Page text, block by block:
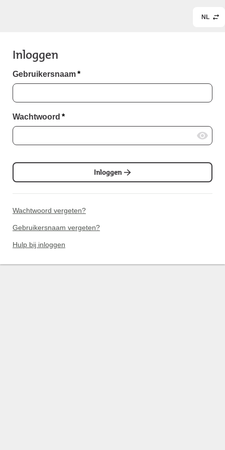
NL
Inloggen
Gebruikersnaam*
Wachtwoord *
Inloggen
Wachtwoord vergeten?
Gebruikersnaam vergeten?
Hulp bij inloggen